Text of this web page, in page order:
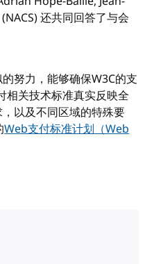
还共同回答了与会
努力，能够确保W3C的支
相关技术标准真实反映全
以及不同区域的特殊要
Web支付标准计划（Web